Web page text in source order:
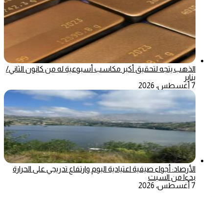
الذهب يتجه لتحقيق أكبر مكاسب أسبوعية له من كانون الثاني/
يناير
7 أغسطس، 2026
الأرصاد: أجواء صيفية اعتيادية اليوم وارتفاع تدريجي على الحرارة
بدءا من السبت
7 أغسطس، 2026